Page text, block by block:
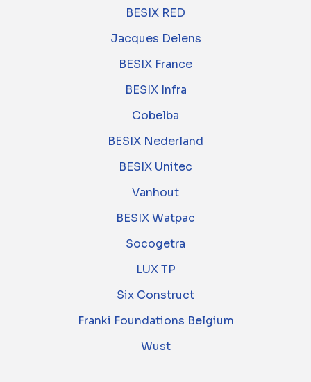
BESIX RED
Jacques Delens
BESIX France
BESIX Infra
Cobelba
BESIX Nederland
BESIX Unitec
Vanhout
BESIX Watpac
Socogetra
LUX TP
Six Construct
Franki Foundations Belgium
Wust